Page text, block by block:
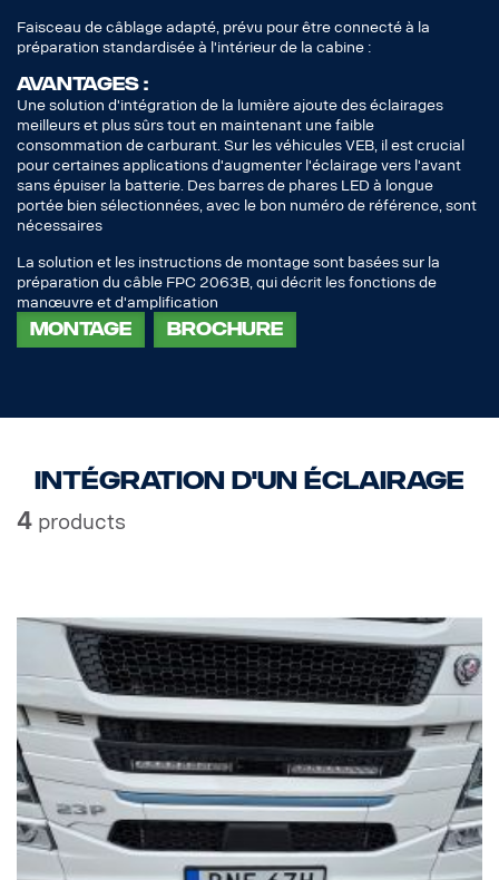
Faisceau de câblage adapté, prévu pour être connecté à la
préparation standardisée à l'intérieur de la cabine :
AVANTAGES :
Une solution d'intégration de la lumière ajoute des éclairages
meilleurs et plus sûrs tout en maintenant une faible
consommation de carburant. Sur les véhicules VEB, il est crucial
pour certaines applications d'augmenter l'éclairage vers l'avant
sans épuiser la batterie. Des barres de phares LED à longue
portée bien sélectionnées, avec le bon numéro de référence, sont
nécessaires
La solution et les instructions de montage sont basées sur la
préparation du câble FPC 2063B, qui décrit les fonctions de
manœuvre et d'amplification
Montage Brochure
Intégration d'un éclairage
4 products